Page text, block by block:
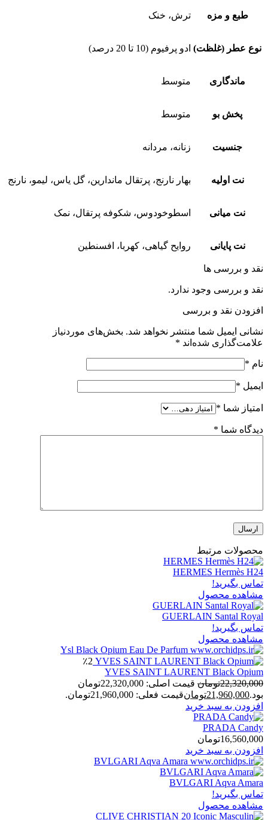
طبع و مزه ترش، خنک
نوع عطر (غلظت) ادو پرفیوم (10 تا 20 درصد)
ماندگاری متوسط
پخش بو متوسط
جنسیت زنانه، مردانه
نت اولیه بهار نارنج، پرتقال ماندارین، گل یاس، لیمو، نارنج
نت میانی اسطوخودوس، شکوفه پرتقال، نمک
نت پایانی روایح گیاهی، کهربا، افسنطین
نقد و بررسی ها
نقد و بررسی وجود ندارد.
افزودن نقد و بررسی
نشانی ایمیل شما منتشر نخواهد شد. بخش‌های موردنیاز
علامت‌گذاری شده‌اند *
نام *
ایمیل *
امتیاز شما *
دیدگاه شما *
محصولات مرتبط
HERMES Hermès H24
تماس بگیرید!
مشاهده محصول
GUERLAIN Santal Royal
تماس بگیرید!
مشاهده محصول
٪2
YVES SAINT LAURENT Black Opium
22,320,000تومان
قیمت اصلی: 22,320,000تومان
بود.21,960,000تومانقیمت فعلی: 21,960,000تومان.
افزودن به سبد خرید
PRADA Candy
16,560,000تومان
افزودن به سبد خرید
BVLGARI Aqva Amara
تماس بگیرید!
مشاهده محصول